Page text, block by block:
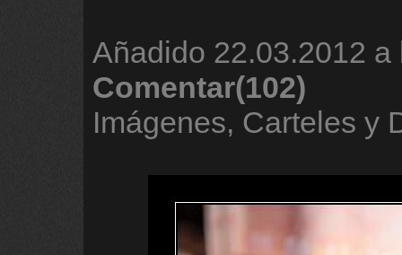
Añadido 22.03.2012 a
Comentar(102)
Imágenes, Carteles y